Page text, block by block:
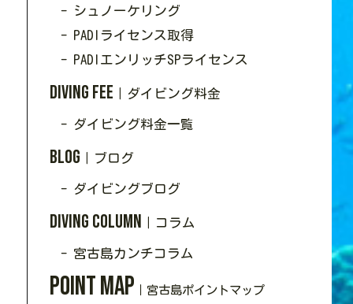
- シュノーケリング
- PADIライセンス取得
- PADIエンリッチSPライセンス
Diving Fee ｜ダイビング料金
- ダイビング料金一覧
Blog ｜ブログ
- ダイビングブログ
Diving Column ｜コラム
- 宮古島カンチコラム
Point Map ｜宮古島ポイントマップ